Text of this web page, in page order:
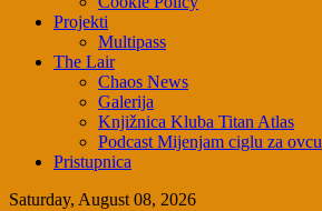
Projekti
Multipass
The Lair
Chaos News
Galerija
Knjižnica Kluba Titan Atlas
Podcast Mijenjam ciglu za ovcu
Pristupnica
Saturday, August 08, 2026